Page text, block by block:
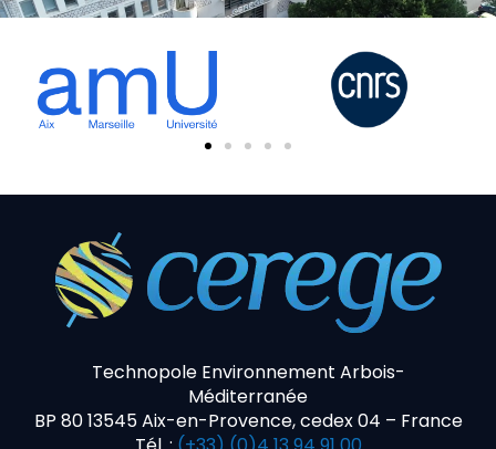
Technopole Environnement Arbois-
Méditerranée
BP 80 13545 Aix-en-Provence, cedex 04 – France